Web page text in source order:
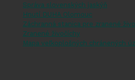
Správa slovenských jaskýň
Hnutí DUHA Olomouc
Záchranná stanica pre zranené
Zranené živočíchy
Mapa veľkoplošných chránených